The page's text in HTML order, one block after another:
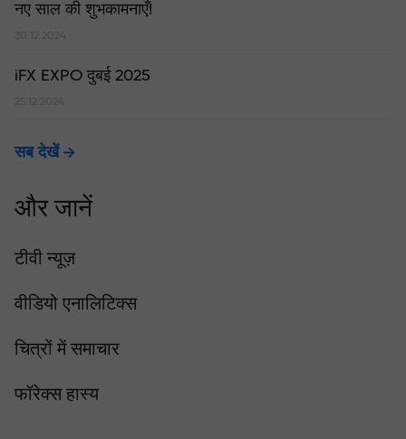
नए साल की शुभकामनाएँ!
30.12.2024
iFX EXPO दुबई 2025
25.12.2024
सब देखें
और जानें
टीवी न्यूज़
वीडियो एनालिटिक्स
चित्रों में समाचार
फॉरेक्स हास्य